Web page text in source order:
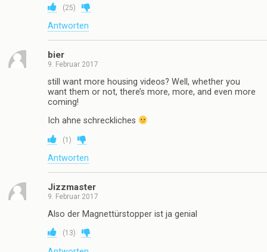
(25)
Antworten
bier
9. Februar 2017
still want more housing videos? Well, whether you
want them or not, there’s more, more, and even more
coming!
Ich ahne schreckliches
(1 )
Antworten
Jizzmaster
9. Februar 2017
Also der Magnettürstopper ist ja genial
(13)